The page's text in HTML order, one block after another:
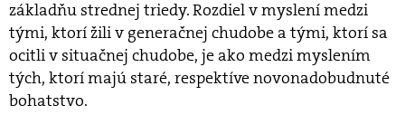
základňu strednej triedy. Rozdiel v myslení medzi
tými, ktorí žili v generačnej chudobe a tými, ktorí sa
ocitli v situačnej chudobe, je ako medzi myslením
tých, ktorí majú staré, respektíve novonadobudnuté
bohatstvo.